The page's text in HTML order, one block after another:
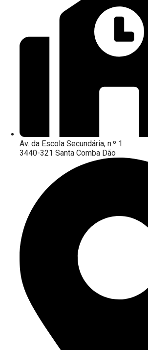
Av. da Escola Secundária, n.º 1
3440-321 Santa Comba Dão